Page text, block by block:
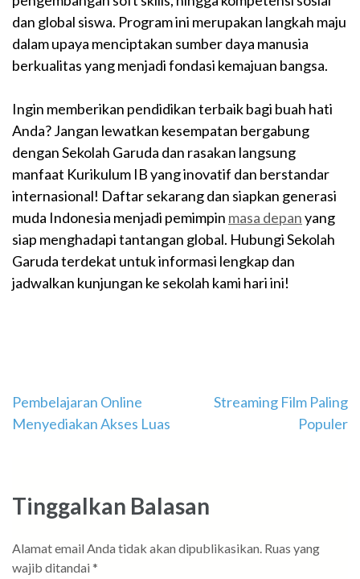
dan global siswa. Program ini merupakan langkah maju
dalam upaya menciptakan sumber daya manusia
berkualitas yang menjadi fondasi kemajuan bangsa.
Ingin memberikan pendidikan terbaik bagi buah hati
Anda? Jangan lewatkan kesempatan bergabung
dengan Sekolah Garuda dan rasakan langsung
manfaat Kurikulum IB yang inovatif dan berstandar
internasional! Daftar sekarang dan siapkan generasi
muda Indonesia menjadi pemimpin masa depanyang
siap menghadapi tantangan global. Hubungi Sekolah
Garuda terdekat untuk informasi lengkap dan
jadwalkan kunjungan ke sekolah kami hari ini!
Navigasi
pos
Pembelajaran Online
Menyediakan Akses Luas
Streaming Film Paling
Populer
Tinggalkan Balasan
Alamat email Anda tidak akan dipublikasikan. Ruas yang
wajib ditandai *